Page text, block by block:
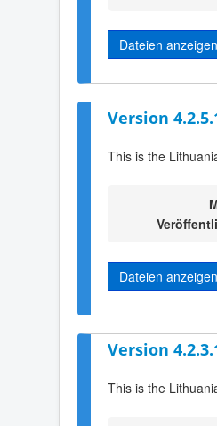
Dateien anzeigen
Version
This is the
Dateien anzeigen
Version
This is the